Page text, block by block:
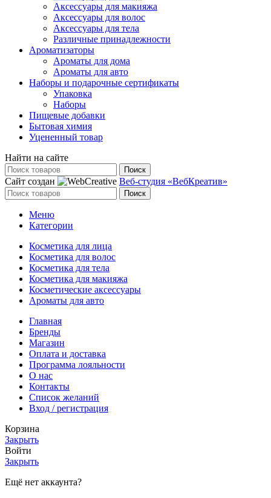
Аксессуары для макияжа
Аксессуары для волос
Аксессуары для тела
Различные принадлежности
Ароматизаторы
Ароматы для дома
Ароматы для авто
Наборы и подарочные сертификаты
Упаковка
Наборы
Пищевые добавки
Бытовая химия
Уцененный товар
Найти на сайте
Поиск
Сайт создан Веб-студия «ВебКреатив»
Поиск
Меню
Категории
Косметика для лица
Косметика для волос
Косметика для тела
Косметика для макияжа
Косметические аксессуары
Ароматы для авто
Главная
Бренды
Магазин
Оплата и доставка
Программа лояльности
О нас
Контакты
Список желаний
Вход / регистрация
Корзина
Закрыть
Войти
Закрыть
Ещё нет аккаунта?